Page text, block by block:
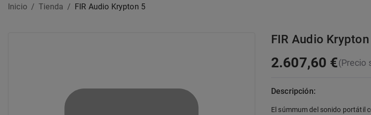
Inicio / Tienda / FIR Audio Krypton 5
FIR Audio
2.607,60 €(Precio
Descripción:
El súmmum del sonido portátil